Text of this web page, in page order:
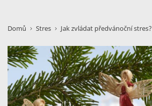
Domů Stres Jak zvládat předvánoční stres?